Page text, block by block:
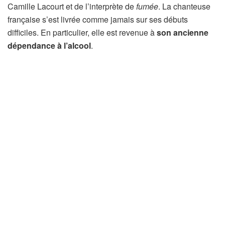
Camille Lacourt et de l’interprète defumée. La chanteuse
française s’est livrée comme jamais sur ses débuts
difficiles. En particulier, elle est revenue àson ancienne
dépendance à l’alcool.